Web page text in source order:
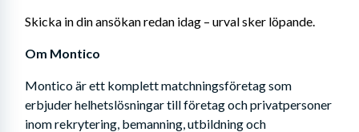
Skicka in din ansökan redan idag – urval sker löpande.
Om Montico
Montico är ett komplett matchningsföretag som
erbjuder helhetslösningar till företag och privatpersoner
inom rekrytering, bemanning, utbildning och